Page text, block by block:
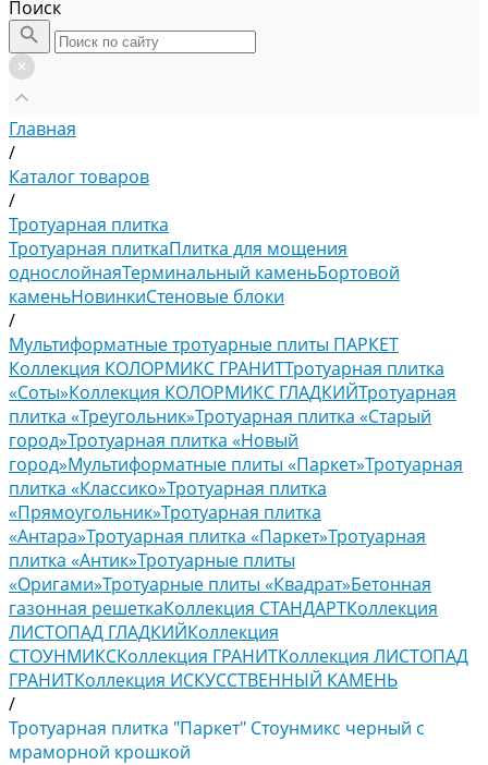
Поиск
Главная
/
Каталог товаров
/
Тротуарная плитка
Тротуарная плиткаПлитка для мощения
однослойнаяТерминальный каменьБортовой
каменьНовинкиСтеновые блоки
/
Мультиформатные тротуарные плиты ПАРКЕТ
Коллекция КОЛОРМИКС ГРАНИТТротуарная плитка
«Соты»Коллекция КОЛОРМИКС ГЛАДКИЙТротуарная
плитка «Треугольник»Тротуарная плитка «Старый
город»Тротуарная плитка «Новый
город»Мультиформатные плиты «Паркет»Тротуарная
плитка «Классико»Тротуарная плитка
«Прямоугольник»Тротуарная плитка
«Антара»Тротуарная плитка «Паркет»Тротуарная
плитка «Антик»Тротуарные плиты
«Оригами»Тротуарные плиты «Квадрат»Бетонная
газонная решеткаКоллекция СТАНДАРТКоллекция
ЛИСТОПАД ГЛАДКИЙКоллекция
СТОУНМИКСКоллекция ГРАНИТКоллекция ЛИСТОПАД
ГРАНИТКоллекция ИСКУССТВЕННЫЙ КАМЕНЬ
/
Тротуарная плитка "Паркет" Стоунмикс черный с
мраморной крошкой